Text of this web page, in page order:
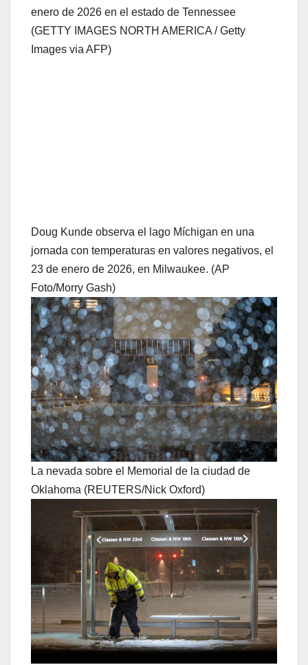
enero de 2026 en el estado de Tennessee
(GETTY IMAGES NORTH AMERICA / Getty
Images via AFP)
Doug Kunde observa el lago Míchigan en una
jornada con temperaturas en valores negativos, el
23 de enero de 2026, en Milwaukee. (AP
Foto/Morry Gash)
La nevada sobre el Memorial de la ciudad de
Oklahoma (REUTERS/Nick Oxford)